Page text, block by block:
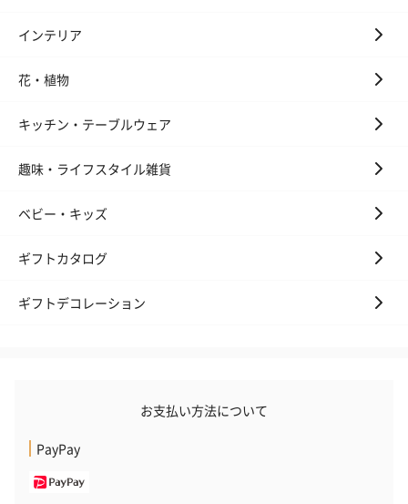
ード（680円）
Birthday ホワ
のしカード
同梱します。
※カードのデザインは一部変更する場合があります。
結婚祝い（御結婚御
祝）（110円）
インテリア
花・植物
キッチン・テーブルウェア
趣味・ライフスタイル雑貨
ベビー・キッズ
ギフトカタログ
ギフトデコレーション
お支払い方法について
PayPay